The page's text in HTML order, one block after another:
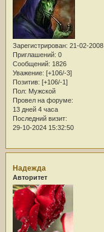
Зарегистрирован: 21-02-2008
Приглашений: 0
Сообщений: 1826
Уважение: [+106/-3]
Позитив: [+106/-1]
Пол: Мужской
Провел на форуме:
13 дней 4 часа
Последний визит:
29-10-2024 15:32:50
Надежда
Авторитет